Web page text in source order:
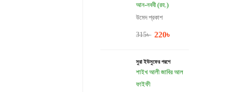
আন-নববী (রহ.)
উমেদ প্রকাশ
315৳ 220৳
সুরা ইউসুফের পরশে
শাইখ আলী জাবির আল
ফাইফী